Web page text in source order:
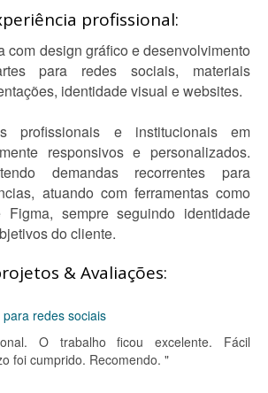
profissional:
com design gráfico e desenvolvimento
para redes sociais, materiais
identidade visual e websites.
profissionais e institucionais em
responsivos e personalizados.
demandas recorrentes para
atuando com ferramentas como
sempre seguindo identidade
do cliente.
& Avaliações:
redes sociais
O trabalho ficou excelente. Fácil
foi cumprido. Recomendo. "